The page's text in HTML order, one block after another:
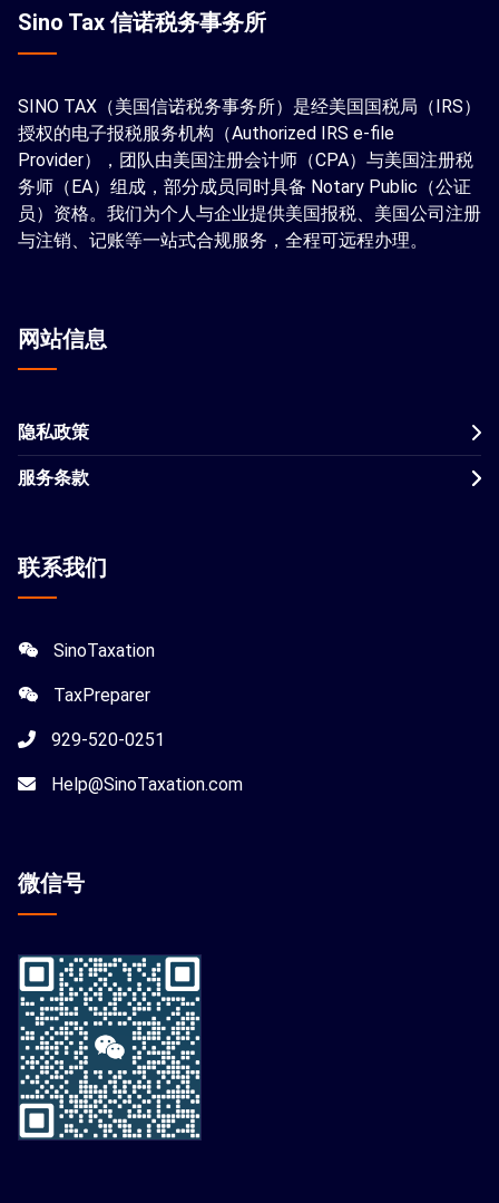
Sino Tax 信诺税务事务所
SINO TAX（美国信诺税务事务所）是经美国国税局（IRS）
授权的电子报税服务机构（Authorized IRS e-file
Provider），团队由美国注册会计师（CPA）与美国注册税
务师（EA）组成，部分成员同时具备 Notary Public（公证
员）资格。我们为个人与企业提供美国报税、美国公司注册
与注销、记账等一站式合规服务，全程可远程办理。
网站信息
隐私政策
服务条款
联系我们
SinoTaxation
TaxPreparer
929-520-0251
Help@SinoTaxation.com
微信号